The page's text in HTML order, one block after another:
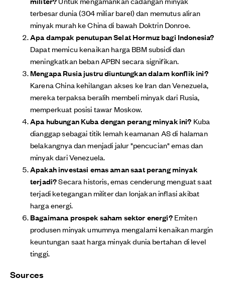
terbesar dunia (304 miliar barel) dan memutus aliran
minyak murah ke China di bawah Doktrin Donroe.
Apa dampak penutupan Selat Hormuz bagi Indonesia?
Dapat memicu kenaikan harga BBM subsidi dan
meningkatkan beban APBN secara signifikan.
Mengapa Rusia justru diuntungkan dalam konflik ini?
Karena China kehilangan akses ke Iran dan Venezuela,
mereka terpaksa beralih membeli minyak dari Rusia,
memperkuat posisi tawar Moskow.
Apa hubungan Kuba dengan perang minyak ini? Kuba
dianggap sebagai titik lemah keamanan AS di halaman
belakangnya dan menjadi jalur "pencucian" emas dan
minyak dari Venezuela.
Apakah investasi emas aman saat perang minyak
terjadi?Secara historis, emas cenderung menguat saat
terjadi ketegangan militer dan lonjakan inflasi akibat
harga energi.
Bagaimana prospek saham sektor energi?Emiten
produsen minyak umumnya mengalami kenaikan margin
keuntungan saat harga minyak dunia bertahan di level
tinggi.
Sources